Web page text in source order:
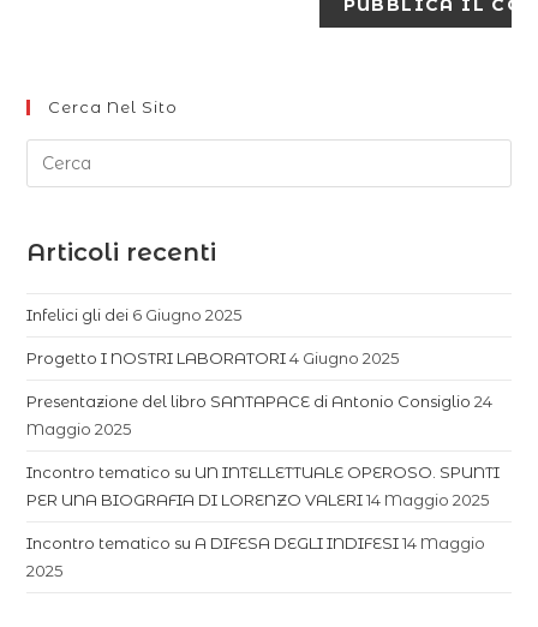
Cerca Nel Sito
Articoli recenti
Infelici gli dei 6 Giugno 2025
Progetto I NOSTRI LABORATORI 4 Giugno 2025
Presentazione del libro SANTAPACE di Antonio Consiglio 24
Maggio 2025
Incontro tematico su UN INTELLETTUALE OPEROSO. SPUNTI
PER UNA BIOGRAFIA DI LORENZO VALERI 14 Maggio 2025
Incontro tematico su A DIFESA DEGLI INDIFESI 14 Maggio
2025